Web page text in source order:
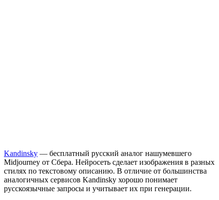
Kandinsky — бесплатный русский аналог нашумевшего
Midjourney от Сбера. Нейросеть сделает изображения в разных
стилях по текстовому описанию. В отличие от большинства
аналогичных сервисов Kandinsky хорошо понимает
русскоязычные запросы и учитывает их при генерации.